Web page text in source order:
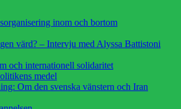
inom och bortom
värd? – Intervju med Alyssa Battistoni
och internationell solidaritet
medel
Om den svenska vänstern och Iran